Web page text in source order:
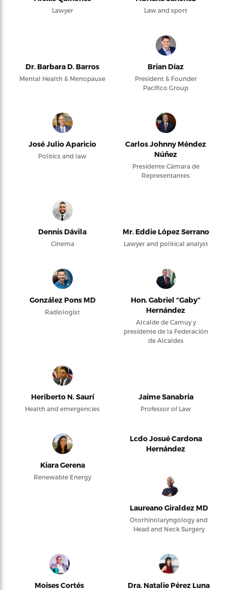
Lawyer Law and sport
Dr. Barbara D. Barros
Mental Health & Menopause
Brian Díaz
President & Founder
Pacifico Group
José Julio Aparicio
Politics and law
Carlos Johnny Méndez
Núñez
Presidente Cámara de
Representantes
Dennis Dávila
Cinema
Mr. Eddie López Serrano
Lawyer and political analyst
González Pons MD
Radiologist
Hon. Gabriel “Gaby”
Hernández
Alcalde de Camuy y
presidente de la Federación
de Alcaldes
Heriberto N. Saurí
Health and emergencies
Jaime Sanabria
Professor of Law
Kiara Gerena
Renewable Energy
Lcdo Josué Cardona
Hernández
Laureano Giraldez MD
Otorhinolaryngology and
Head and Neck Surgery
Moises Cortés Dra. Natalie Pérez Luna